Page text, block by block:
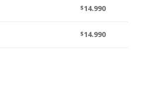
$14.990
$14.990